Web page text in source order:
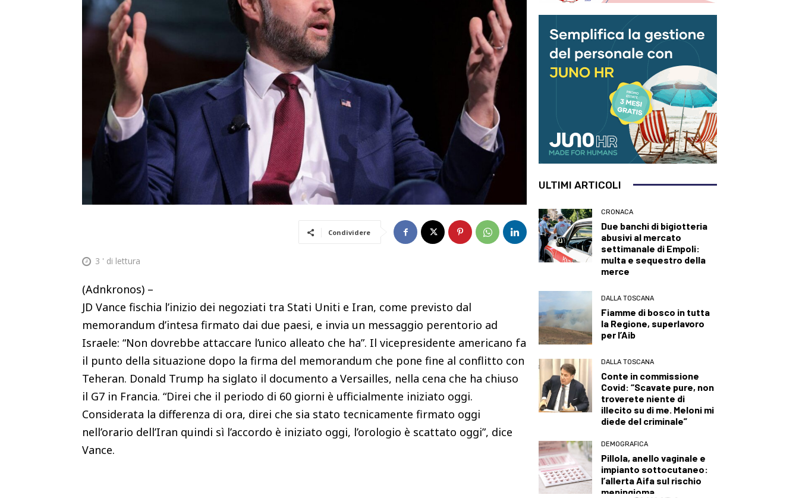
Condividere
3 ' di lettura
(Adnkronos) –
JD Vance fischia l’inizio dei negoziati tra Stati Uniti e Iran, come previsto dal
memorandum d’intesa firmato dai due paesi, e invia un messaggio perentorio ad
Israele: “Non dovrebbe attaccare l’unico alleato che ha”. Il vicepresidente americano fa
il punto della situazione dopo la firma del memorandum che pone fine al conflitto con
Teheran. Donald Trump ha siglato il documento a Versailles, nella cena che ha chiuso
il G7 in Francia. “Direi che il periodo di 60 giorni è ufficialmente iniziato oggi.
Considerata la differenza di ora, direi che sia stato tecnicamente firmato oggi
nell’orario dell’Iran quindi sì l’accordo è iniziato oggi, l’orologio è scattato oggi”, dice
Vance.
ULTIMI ARTICOLI
CRONACA
Due banchi di bigiotteria
abusivi al mercato
settimanale di Empoli:
multa e sequestro della
merce
DALLA TOSCANA
Fiamme di bosco in tutta
la Regione, superlavoro
per l’Aib
DALLA TOSCANA
Conte in commissione
Covid: “Scavate pure, non
troverete niente di
illecito su di me. Meloni mi
diede del criminale”
DEMOGRAFICA
Pillola, anello vaginale e
impianto sottocutaneo:
l’allerta Aifa sul rischio
meningioma